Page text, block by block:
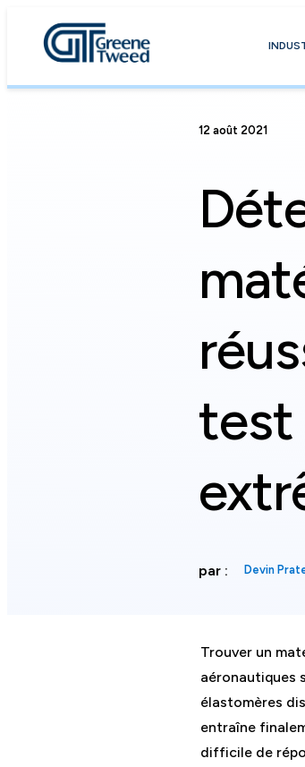
12 août 2021
test
par : Devin
Trouver un
aéronautiques
élastomères
entraîne
difficile de